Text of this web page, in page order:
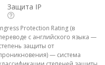
Защита IP
Protection Rating (в
с английского языка —
защиты от
— система